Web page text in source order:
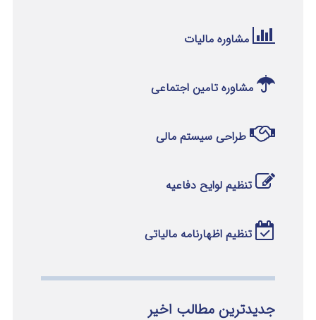
مشاوره مالیات
مشاوره تامین اجتماعی
طراحی سیستم مالی
تنظیم لوایح دفاعیه
تنظیم اظهارنامه مالیاتی
جدیدترین مطالب اخیر